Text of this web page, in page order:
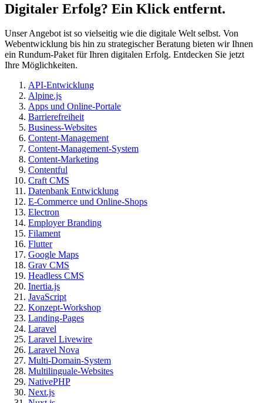
Digitaler Erfolg? Ein Klick entfernt.
Unser Angebot ist so vielseitig wie die digitale Welt selbst. Von
Webentwicklung bis hin zu strategischer Beratung bieten wir Ihnen
ein Rundum-Paket für Ihren digitalen Erfolg. Entdecken Sie jetzt
Ihre Möglichkeiten.
API-Entwicklung
Alpine.js
Apps und Online-Portale
Barrierefreiheit
Business-Websites
Content-Management
Content-Management-System
Content-Marketing
Contentful
Craft CMS
Datenbank Entwicklung
E-Commerce und Online-Shops
Electron
Employer Branding
Filament
Flutter
Google Maps
Grav CMS
Headless CMS
Inertia.js
JavaScript
Konzept-Workshop
Landing-Pages
Laravel
Laravel Livewire
Laravel Nova
Multi-Domain-System
Multilinguale-Websites
NativePHP
Next.js